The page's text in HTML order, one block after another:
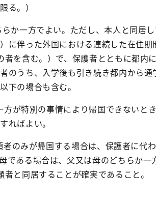
る。）
か一方でよい。ただし、本人と同居
に伴った外国における連続した在住期
を含む。）で、保護者とともに都内
のうち、入学後も引き続き都内から通
下の場合も含む。
が特別の事情により帰国できないと
ればよい。
のみが帰国する場合は、保護者に代
ある場合は、父又は母のどちらか一
と同居することが確実であること。